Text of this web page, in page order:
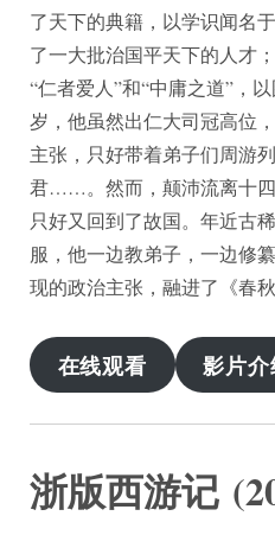
了天下的典籍，以学识闻名
了一大批治国平天下的人才
“仁者爱人”和“中庸之道”，
岁，他虽然出仁大司冠高位
主张，只好带着弟子们周游
君……。然而，颠沛流离十四
只好又回到了故国。年近古
服，他一边教弟子，一边修
现的政治主张，融进了《春
在线观看 影片介
浙版西游记